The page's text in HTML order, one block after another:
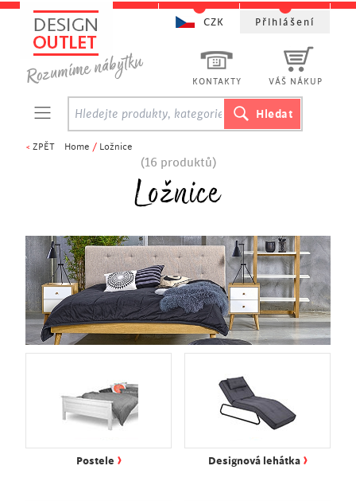
< ZPĚT Home / Ložnice
(16 produktů)
Ložnice
Postele › Designová lehátka ›
KONTAKTY VÁŠ NÁKUP
CZK Přihlášení